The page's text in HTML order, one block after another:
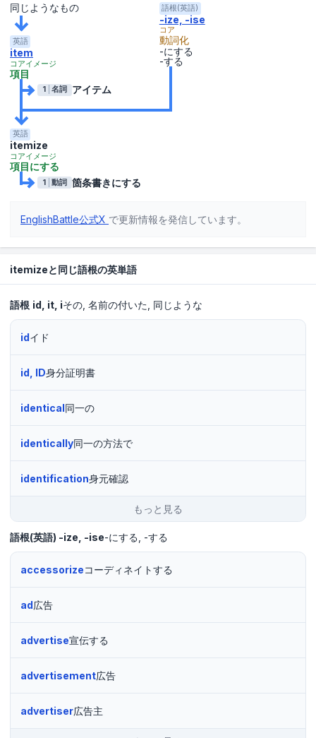
同じようなもの
英語
item
コアイメージ
項目
1 名詞 アイテム
語根(英語)
-ize, -ise
コア
動詞化
-にする
-する
英語
itemize
コアイメージ
項目にする
1 動詞 箇条書きにする
EnglishBattle公式X で更新情報を発信しています。
itemizeと同じ語根の英単語
語根 id it iその 名前の付いた 同じような
idイド
id, ID身分証明書
identical同一の
identically同一の方法で
identification身元確認
もっと見る
語根(英語) -ize, -ise-にする -する
accessorizeコーディネイトする
ad広告
advertise宣伝する
advertisement広告
advertiser広告主